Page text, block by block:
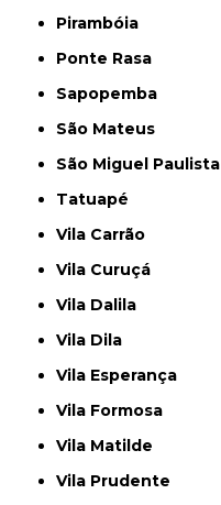
Pirambóia
Ponte Rasa
Sapopemba
São Mateus
São Miguel Paulista
Tatuapé
Vila Carrão
Vila Curuçá
Vila Dalila
Vila Dila
Vila Esperança
Vila Formosa
Vila Matilde
Vila Prudente